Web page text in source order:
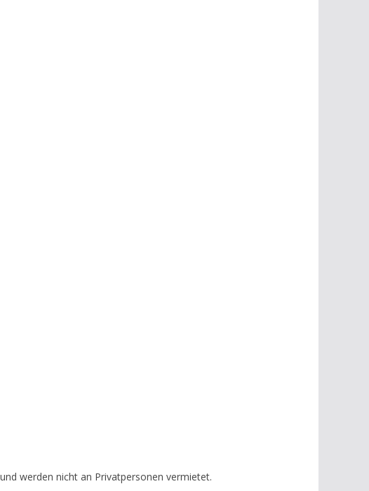
werden nicht an Privatpersonen vermietet.